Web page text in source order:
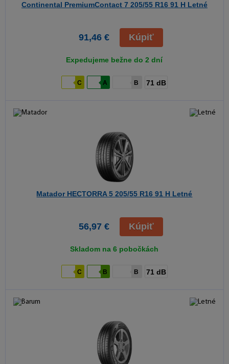
Continental PremiumContact 7 205/55 R16 91 H Letné
91,46 € Kúpiť
Expedujeme bežne do 2 dní
C A B 71 dB
Matador HECTORRA 5205/55 R16 91 H Letné
56,97 € Kúpiť
Skladom na 6 pobočkách
C B B 71 dB